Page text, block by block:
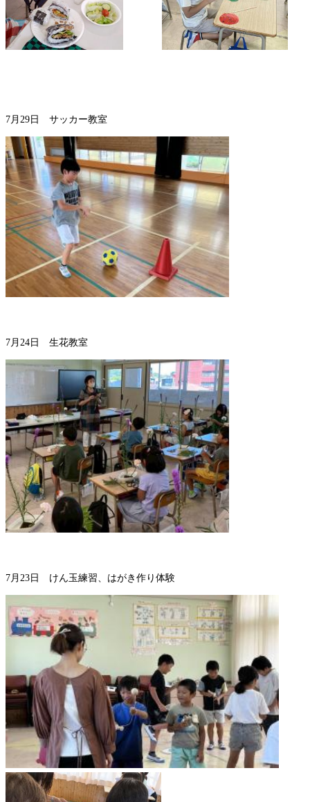
7月29日 サッカー教室
7月24日 生花教室
7月23日 けん玉練習、はがき作り体験